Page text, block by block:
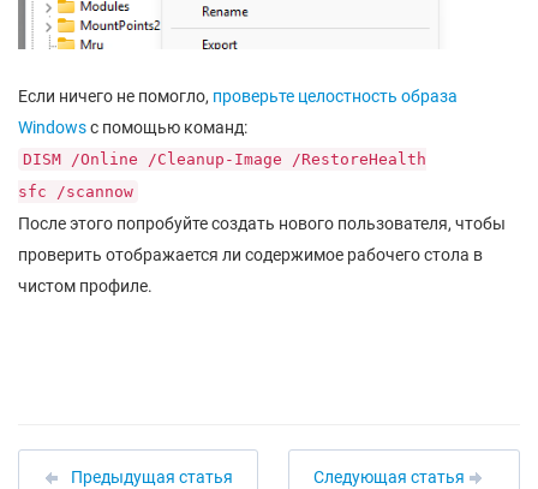
Если ничего не помогло, проверьте целостность образа
Windowsс помощью команд:
DISM /Online /Cleanup-Image /RestoreHealth
sfc /scannow
После этого попробуйте создать нового пользователя, чтобы
проверить отображается ли содержимое рабочего стола в
чистом профиле.
Предыдущая статья Следующая статья